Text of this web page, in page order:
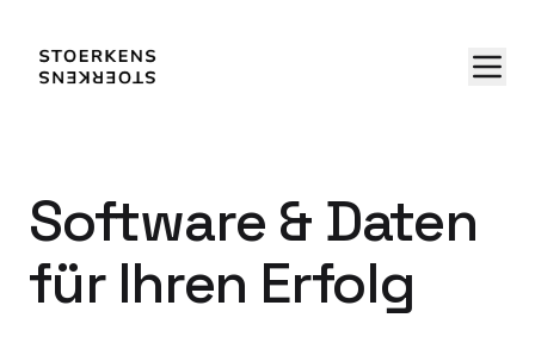
Software & Daten
für Ihren Erfolg